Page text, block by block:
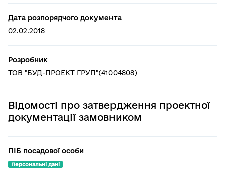
Дата розпорядчого документа
02.02.2018
Розробник
ТОВ "БУД-ПРОЕКТ ГРУП"(41004808)
Відомості про затвердження проектної
документації замовником
ПІБ посадової особи
Персональні дані